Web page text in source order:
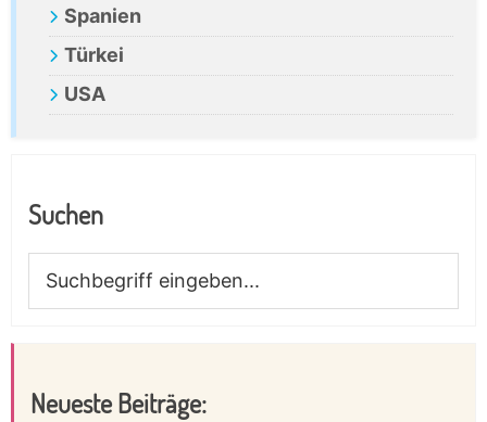
Spanien
Türkei
USA
Suchen
eingeben...
Neueste Beiträge: